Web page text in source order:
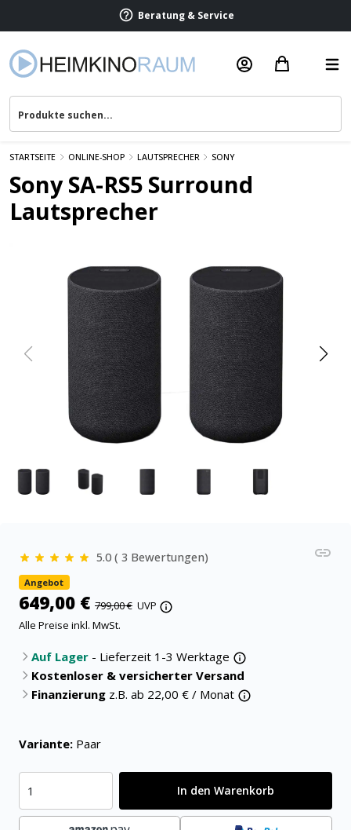
Beratung & Service
STARTSEITE ONLINE-SHOP LAUTSPRECHER SONY
Sony SA-RS5 Surround
Lautsprecher
5.0 ( 3 Bewertungen)
Angebot
649,00 € 799,00 € UVP
Alle Preise inkl. MwSt.
Auf Lager - Lieferzeit 1-3 Werktage
Kostenloser & versicherter Versand
Finanzierung z.B. ab 22,00 € / Monat
Variante: Paar
In den Warenkorb